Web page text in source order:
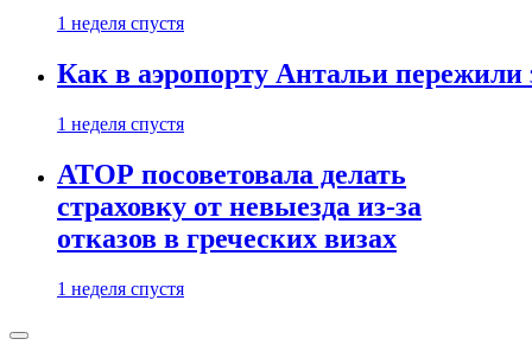
1 неделя спустя
Как в аэропорту Антальи
1 неделя спустя
АТОР посоветовала делать
страховку от невыезда из-за
отказов в греческих визах
1 неделя спустя